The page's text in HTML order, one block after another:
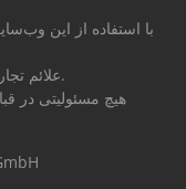
با استفاده از این
علائم تجاری مذکور متعلق به مالکان مربوطه می‌باشند.